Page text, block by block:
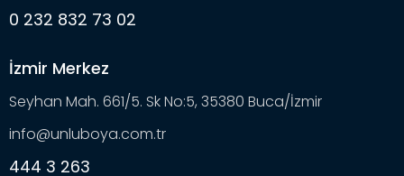
0 232 832 73 02
İzmir Merkez
Seyhan Mah. 661/5. Sk No:5, 35380 Buca/İzmir
info@unluboya.com.tr
444 3 263